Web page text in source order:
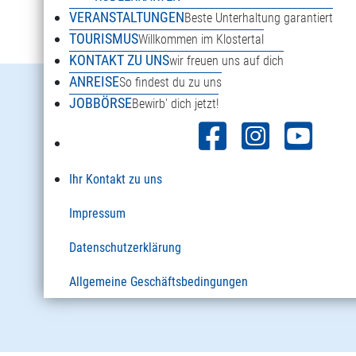
VERANSTALTUNGENBeste Unterhaltung garantiert
TOURISMUSWillkommen im Klostertal
KONTAKT ZU UNSwir freuen uns auf dich
ANREISESo findest du zu uns
JOBBÖRSEBewirb' dich jetzt!
Ihr Kontakt zu uns
Impressum
Datenschutzerklärung
Allgemeine Geschäftsbedingungen
Danöfen 125a
6754 Klösterle am Arlberg
+43 5582 2920